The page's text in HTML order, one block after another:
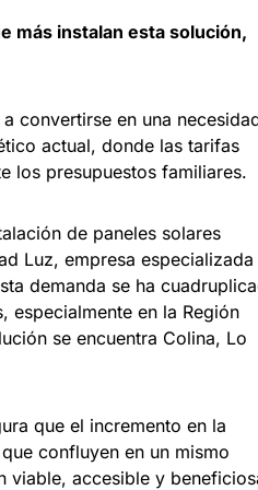
más instalan esta solución,
convertirse en una
actual, donde las tarifas
los presupuestos familiares.
de paneles solares
Luz, empresa especializada
demanda se ha
especialmente en la Región
se encuentra Colina, Lo
que el incremento en la
confluyen en un mismo
viable, accesible y